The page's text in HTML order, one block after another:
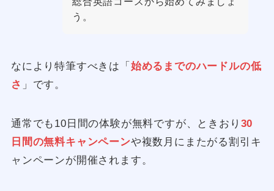
う。
なにより特筆すべきは「 始めるまでのハードルの低
さ 」です。
通常でも10日間の体験が無料ですが、ときおり 30
日間の無料キャンペーンや複数月にまたがる割引キ
ャンペーンが開催されます。